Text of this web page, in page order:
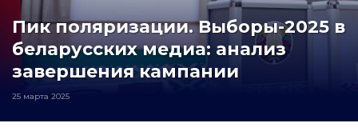
Пик поляризации. Выборы-2025 в
беларусских медиа: анализ
завершения кампании
25 марта 2025